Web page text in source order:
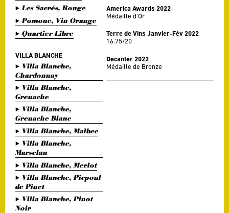
Les Sacrés, Rouge
Pomone, Vin Orange
Quartier Libre
VILLA BLANCHE
Villa Blanche,
Chardonnay
Villa Blanche,
Grenache
Villa Blanche,
Grenache Blanc
Villa Blanche, Malbec
Villa Blanche,
Marselan
Villa Blanche, Merlot
Villa Blanche, Picpoul
de Pinet
Villa Blanche, Pinot
Noir
America Awards 2022
Médaille d'Or
Terre de Vins Janvier-Fév 2022
16.75/20
Decanter 2022
Médaille de Bronze